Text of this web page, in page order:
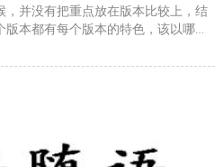
并没有把重点放在版本比较上，结
本都有每个版本的特色，该以哪个
千秋。实际上，我怀疑老子道德经